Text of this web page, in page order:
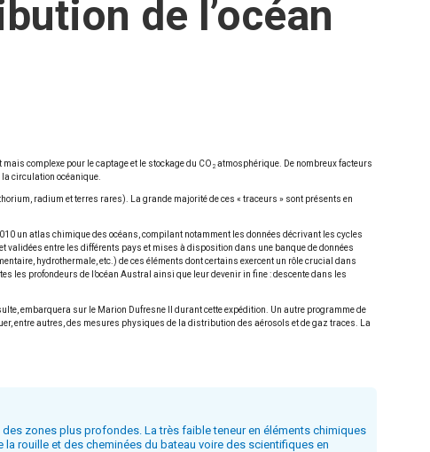
de l’océan
complexe pour le captage et le stockage du CO 2 atmosphérique. De nombreux facteurs
circulation océanique.
radium et terres rares). La grande majorité de ces « traceurs » sont présents en
un atlas chimique des océans, compilant notamment les données décrivant les cycles
validées entre les différents pays et mises à disposition dans une banque de données
hydrothermale, etc.) de ces éléments dont certains exercent un rôle crucial dans
les profondeurs de l’océan Austral ainsi que leur devenir in fine : descente dans les
embarquera sur le Marion Dufresne II durant cette expédition. Un autre programme de
entre autres, des mesures physiques de la distribution des aérosols et de gaz traces. La
zones plus profondes. La très faible teneur en éléments chimiques
rouille et des cheminées du bateau voire des scientifiques en